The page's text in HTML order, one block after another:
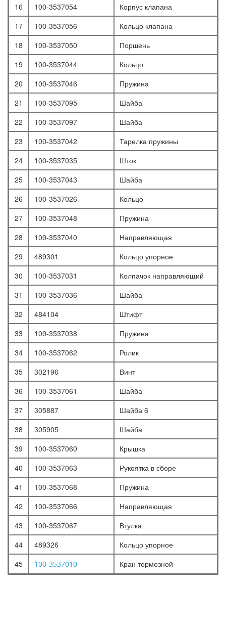
16
100-3537054
Корпус клапана
17
100-3537056
Кольцо клапана
18
100-3537050
Поршень
19
100-3537044
Кольцо
20
100-3537046
Пружина
21
100-3537095
Шайба
22
100-3537097
Шайба
23
100-3537042
Тарелка пружины
24
100-3537035
Шток
25
100-3537043
Шайба
26
100-3537026
Кольцо
27
100-3537048
Пружина
28
100-3537040
Направляющая
29
489301
Кольцо упорное
30
100-3537031
Колпачок направляющий
31
100-3537036
Шайба
32
484104
Штифт
33
100-3537038
Пружина
34
100-3537062
Ролик
35
302196
Винт
36
100-3537061
Шайба
37
305887
Шайба 6
38
305905
Шайба
39
100-3537060
Крышка
40
100-3537063
Рукоятка в сборе
41
100-3537068
Пружина
42
100-3537066
Направляющая
43
100-3537067
Втулка
44
489326
Кольцо упорное
45
100-3537010 Кран тормозной